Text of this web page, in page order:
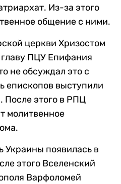
Из-за этого
общение с ними.
церкви Хризостом
ПЦУ Епифания
не обсуждал это с
епископов выступили
После этого в РПЦ
молитвенное
Украины появилась в
этого Вселенский
Варфоломей